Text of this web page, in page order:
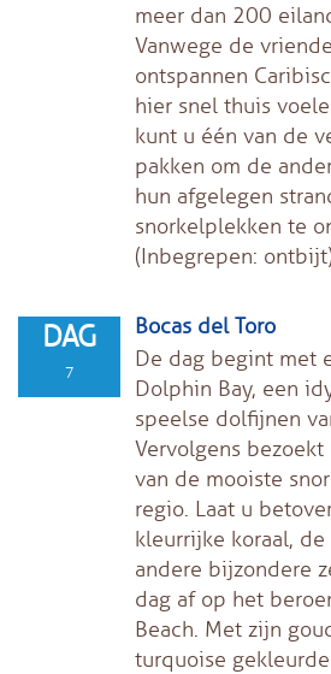
meer dan 200
Vanwege de
ontspannen
hier snel thuis
kunt u één van de
pakken om de
hun afgelegen
snorkelplekken te
(Inbegrepen:
DAG
7
Bocas del Toro
De dag begint met
Dolphin Bay, een
speelse dolfijnen
Vervolgens bezoekt
van de mooiste
regio. Laat u
kleurrijke koraal,
andere bijzondere
dag af op het
Beach. Met zijn
turquoise